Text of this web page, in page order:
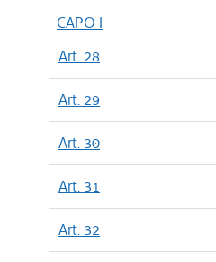
CAPO I
Art. 28
Art. 29
Art. 30
Art. 31
Art. 32